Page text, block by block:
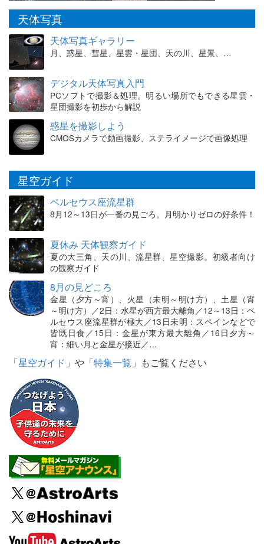
天体写真
天体写真ギャラリー
月、惑星、彗星、星雲・星団、天の川、星景、…
デジタル天体写真入門
PCソフトで撮影＆処理。明るい場所でもできる星雲・
星団撮影を初歩から解説
惑星を撮影しよう
CMOSカメラで動画撮影、ステライメージで画像処理
星空ガイド
ペルセウス座流星群
8月12～13日が一番の見ごろ。月明かりゼロの好条件！
夏休み 天体観察ガイド
夏の大三角、天の川、流星群、星空撮影。初級者向け
の観察ガイド
8月の見どころ
金星（夕方～宵）、火星（未明～明け方）、土星（宵
～明け方）／2日：水星が西方最大離角／12～13日：ペ
ルセウス座流星群が極大／13日未明：スペインなどで
皆既日食／15日：金星が東方最大離角／16日夕方～
宵：細い月と金星が接近／…
「星空ガイド 」や「特集一覧 」もご覧ください